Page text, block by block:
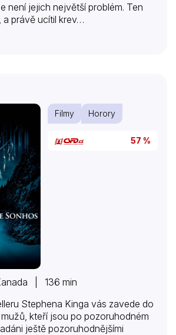
není jejich největší problém. Ten
a právě ucítil krev…
Filmy Horory
57 %
| 136 min
Stephena Kinga vás zavede do
kteří jsou po pozoruhodném
ještě pozoruhodnějšími